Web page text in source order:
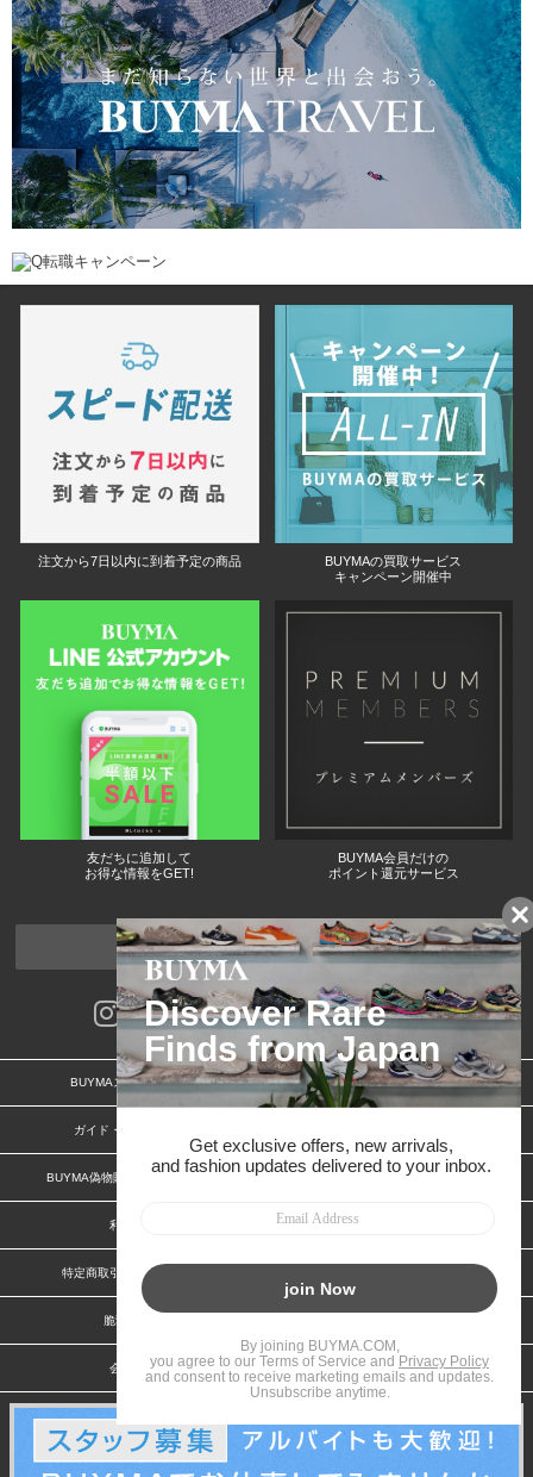
注文から7日以内に到着予定の商品
BUYMAの買取サービス
キャンペーン開催中
友だちに追加して
お得な情報をGET!
BUYMA会員だけの
ポイント還元サービス
ページトップへ
BUYMAスタートガイド 安心への取り組み
ガイド・お問い合わせ
BUYMA偽物販売防止の取り組み BUYMA CARD
利用規約
特定商取引法に関する表記
脆弱性報告
会社案内 スタッフ募集